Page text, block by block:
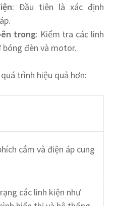
: Đầu tiên là xác định
trong: Kiểm tra các linh
đèn và motor.
trình hiệu quả hơn:
cắm và điện áp cung
các linh kiện như